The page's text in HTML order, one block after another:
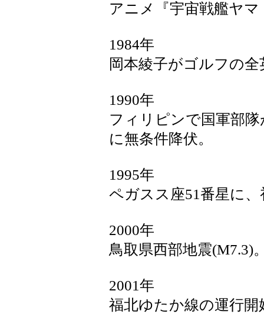
アニメ『宇宙戦艦ヤ
1984年
岡本綾子がゴルフの
1990年
フィリピンで国軍部
に無条件降伏。
1995年
ペガスス座51番星に
2000年
鳥取県西部地震(M7.3)
2001年
福北ゆたか線の運行開